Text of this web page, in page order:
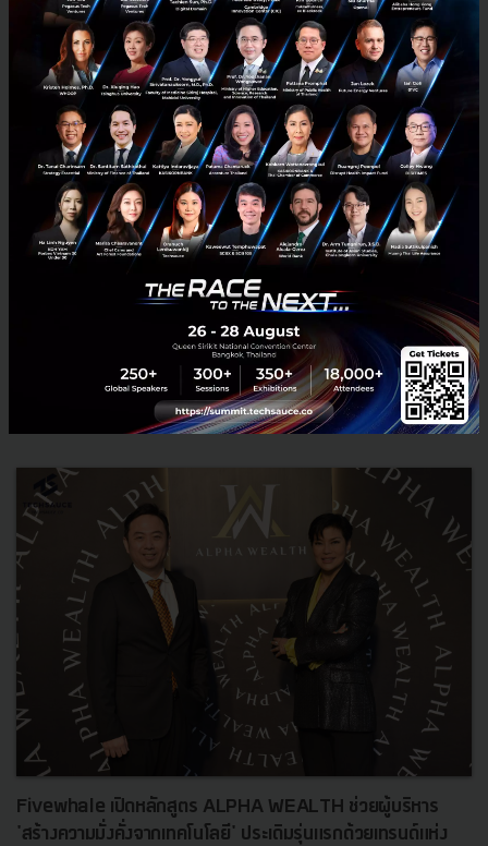
ORZON Ventures announces investments in 5
startups to support entrepreneurs in Mobility and
Lifestyle sectors
ORZON Ventures a venture capital fund that was launched in
October 2021, has announced its first five investments in startups
which aim to deliver new experiences and convenience t...
Techsauce Team
pomelo startup carsome
Fivewhale เปิดหลักสูตร ALPHA WEALTH ช่วยผู้บริหาร
'สร้างความมั่งคั่งจากเทคโนโลยี' ประเดิมรุ่นแรกด้วยเทรนด์แห่ง